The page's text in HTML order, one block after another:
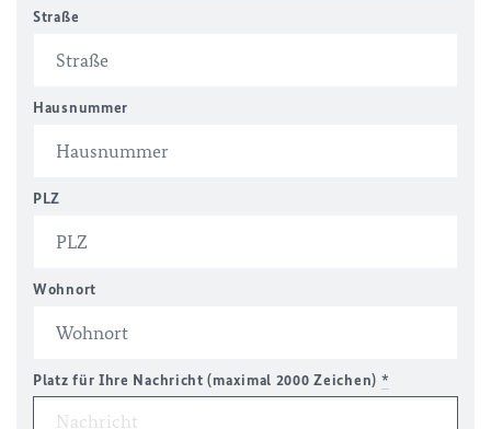
Straße
Hausnummer
PLZ
Wohnort
Platz für Ihre Nachricht (maximal 2000 Zeichen) *